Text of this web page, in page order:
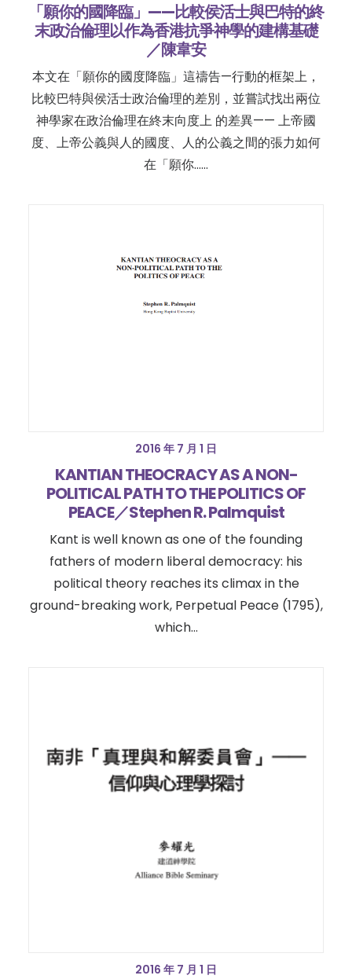
「願你的國降臨」——比較侯活士與巴特的終
末政治倫理以作為香港抗爭神學的建構基礎
／陳韋安
本文在「願你的國度降臨」這禱告—行動的框架上，
比較巴特與侯活士政治倫理的差別，並嘗試找出兩位
神學家在政治倫理在終末向度上 的差異—— 上帝國
度、上帝公義與人的國度、人的公義之間的張力如何
在「願你……
2016 年 7 月 1 日
KANTIAN THEOCRACY AS A NON-
POLITICAL PATH TO THE POLITICS OF
PEACE／Stephen R. Palmquist
Kant is well known as one of the founding
fathers of modern liberal democracy: his
political theory reaches its climax in the
ground-breaking work, Perpetual Peace (1795),
which…
2016 年 7 月 1 日